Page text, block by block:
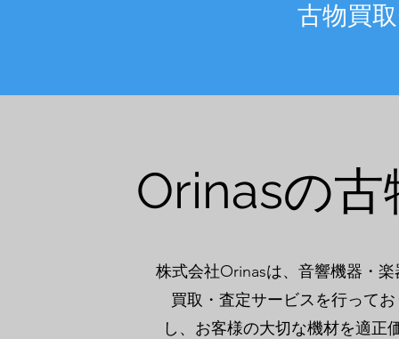
古物買
Orinasの
株式会社Orinasは、音響機器・
買取・査定サービスを行って
し、お客様の大切な機材を適正